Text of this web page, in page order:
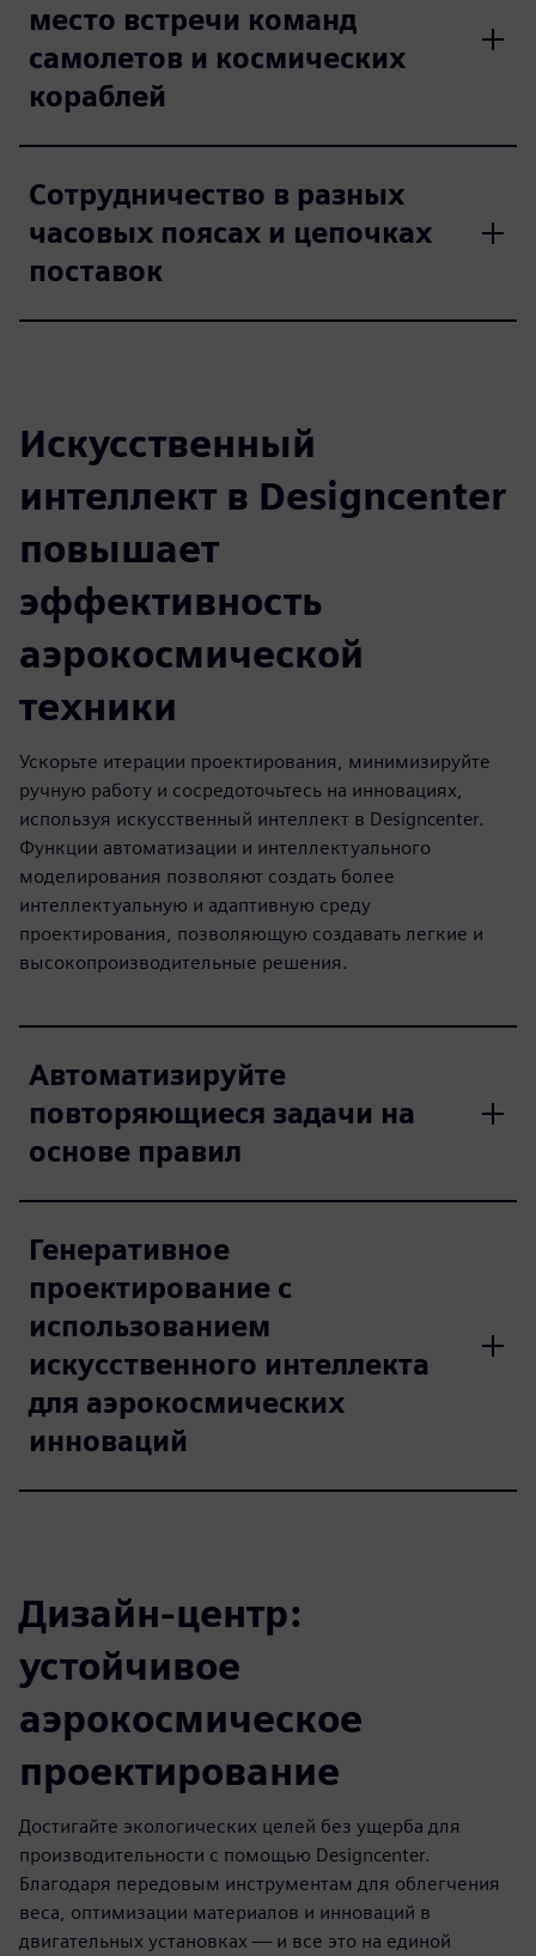
место встречи команд
самолетов и космических
кораблей
Сотрудничество в разных
часовых поясах и цепочках
поставок
Искусственный
интеллект в Designcenter
повышает
эффективность
аэрокосмической
техники
Ускорьте итерации проектирования, минимизируйте
ручную работу и сосредоточьтесь на инновациях,
используя искусственный интеллект в Designcenter.
Функции автоматизации и интеллектуального
моделирования позволяют создать более
интеллектуальную и адаптивную среду
проектирования, позволяющую создавать легкие и
высокопроизводительные решения.
Автоматизируйте
повторяющиеся задачи на
основе правил
Генеративное
проектирование с
использованием
искусственного интеллекта
для аэрокосмических
инноваций
Дизайн-центр:
устойчивое
аэрокосмическое
проектирование
Достигайте экологических целей без ущерба для
производительности с помощью Designcenter.
Благодаря передовым инструментам для облегчения
веса, оптимизации материалов и инноваций в
двигательных установках — и все это на единой